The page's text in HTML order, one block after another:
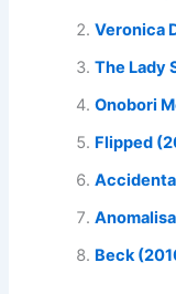
Veronica
The Lady
Onobori
Flipped
Beck